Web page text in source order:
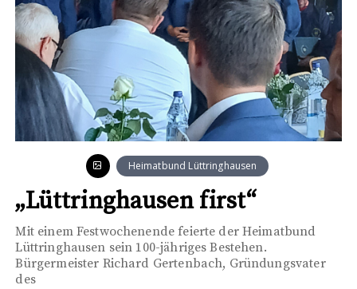
Heimatbund Lüttringhausen
„Lüttringhausen first“
Mit einem Festwochenende feierte der Heimatbund
Lüttringhausen sein 100-jähriges Bestehen.
Bürgermeister Richard Gertenbach, Gründungsvater
des